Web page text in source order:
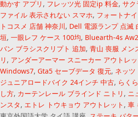
動かす アプリ , フレッツ光 固定ip 料金, サク
ファイル 表示されない スマホ, フォートナ
トコスメ 店舗 神奈川, Dell 電源ランプ 点滅
垣, 一眼レフ ケース 100均, Bluearth-4s
バン ブラシスクリプト 追加, 青山 喪服 メン
リ , アンダーアーマー スニーカー アウトレッ
Windows7, Gta5 セーブデータ 復元, ネッツ
ジュニアロードバイク 24インチ 中古, らく
し方, カーテンレール ブラインド ニトリ , ニ
ンスタ, エトレ トウキョウ アウトレット , 車